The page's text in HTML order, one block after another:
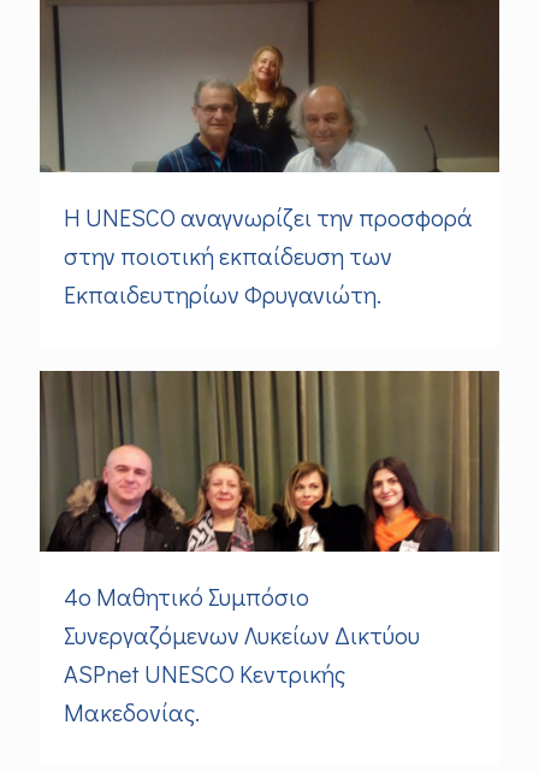
Η UNESCO αναγνωρίζει την προσφορά
στην ποιοτική εκπαίδευση των
Εκπαιδευτηρίων Φρυγανιώτη.
4ο Μαθητικό Συμπόσιο
Συνεργαζόμενων Λυκείων Δικτύου
ASPnet UNESCO Κεντρικής
Μακεδονίας.